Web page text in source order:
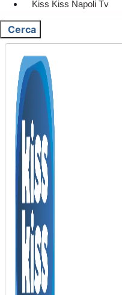
Kiss Kiss Napoli Tv
Cerca